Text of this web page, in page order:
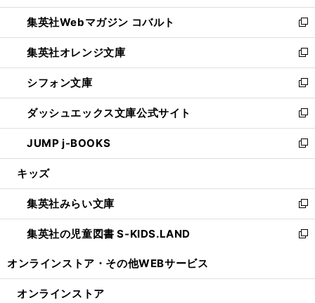
開
く
ウ
で
開
く
ン
ド
ウ
で
開
く
ウ
ィ
ン
ド
ウ
で
開
く
集英社Webマガジン コバルト
新
し
い
ウ
ィ
ン
ド
ウ
で
開
集英社オレンジ文庫
新
し
い
ウ
ィ
ン
ド
ウ
開
く
シフォン文庫
新
し
い
ウ
ィ
ン
ウ
で
開
く
ダッシュエックス文庫公式サイト
新
し
い
ウ
ン
ド
ウ
で
JUMP j-BOOKS
新
し
ウ
ィ
ン
ド
開
キッズ
集英社みらい文庫
新
し
い
ン
集英社の児童図書 S-KIDS.LAND
新
ウ
オンラインストア・ その他WEBサービス
オンラインストア